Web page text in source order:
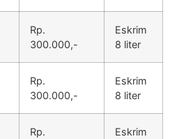
Rp.
300.000,-
Eskrim
8 liter
Rp.
300.000,-
Eskrim
8 liter
Rp.
Eskrim